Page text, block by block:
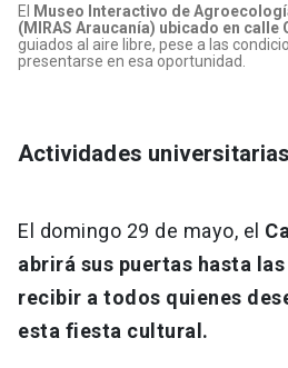
El
Museo Interactivo de
(MIRAS Araucanía) ubicado en calle
guiados al aire libre, pese a las
presentarse en esa oportunidad.
Actividades universitarias
El domingo 29 de mayo, el
abrirá sus puertas hasta
recibir a todos quienes
esta fiesta cultural.